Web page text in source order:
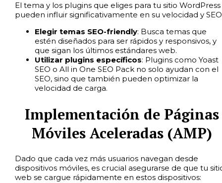
El tema y los plugins que eliges para tu sitio WordPress
pueden influir significativamente en su velocidad y
Elegir temas SEO-friendly: Busca temas que
estén diseñados para ser rápidos y responsivos, y
que sigan los últimos estándares web.
Utilizar plugins específicos: Plugins como Yoast
SEO o All in One SEO Pack no solo ayudan con el
SEO, sino que también pueden optimizar la
velocidad de carga.
Implementación de Páginas
Móviles Aceleradas (AMP)
Dado que cada vez más usuarios navegan desde
dispositivos móviles, es crucial asegurarse de que tu
web se cargue rápidamente en estos dispositivos: